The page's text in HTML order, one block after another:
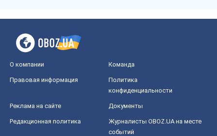
О компании Команда
Правовая информация
Политика
конфиденциальности
Реклама на сайте Документы
Редакционная политика
Журналисты OBOZ.UA на месте
событий